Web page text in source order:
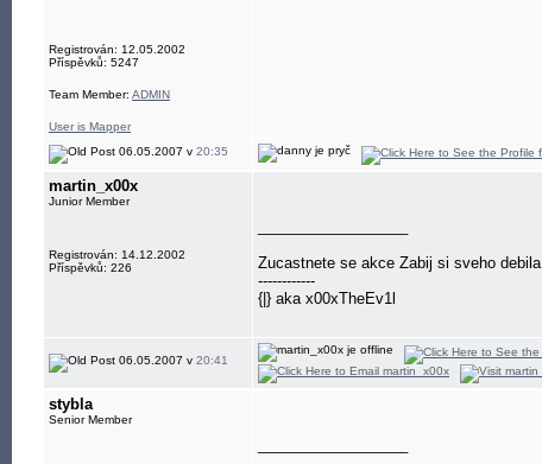
Registrován: 12.05.2002
Příspěvků: 5247
Team Member: ADMIN
User is Mapper
06.05.2007 v 20:35
martin_x00x
Junior Member
Registrován: 14.12.2002
Příspěvků: 226
Zucastnete se akce Zabij si sveho
------------
{|} aka x00xTheEv1l
06.05.2007 v 20:41
stybla
Senior Member